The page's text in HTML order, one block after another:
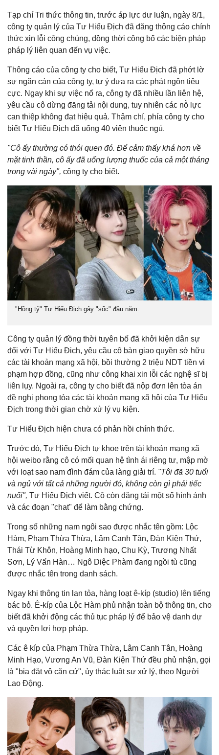
Tạp chí Tri thức thông tin, trước áp lực dư luận, ngày 8/1,
công ty quản lý của Tư Hiểu Địch đã đăng thông cáo chính
thức xin lỗi công chúng, đồng thời công bố các biện pháp
pháp lý liên quan đến vụ việc.
Thông cáo của công ty cho biết, Tư Hiểu Địch đã phớt lờ
sự ngăn cản của công ty, tự ý đưa ra các phát ngôn tiêu
cực. Ngay khi sự việc nổ ra, công ty đã nhiều lần liên hệ,
yêu cầu cô dừng đăng tải nội dung, tuy nhiên các nỗ lực
can thiệp không đạt hiệu quả. Thậm chí, phía công ty cho
biết Tư Hiểu Địch đã uống 40 viên thuốc ngủ.
"Cô ấy thường có thói quen đó. Để cảm thấy khá hơn về
mặt tinh thần, cô ấy đã uống lượng thuốc của cả một tháng
trong vài ngày", công ty cho biết.
"Hồng tỷ" Tư Hiểu Địch gây "sốc" đầu năm.
Công ty quản lý đồng thời tuyên bố đã khởi kiện dân sự
đối với Tư Hiểu Địch, yêu cầu cô bàn giao quyền sở hữu
các tài khoản mạng xã hội, bồi thường 2 triệu NDT tiền vi
phạm hợp đồng, cũng như công khai xin lỗi các nghệ sĩ bị
liên lụy. Ngoài ra, công ty cho biết đã nộp đơn lên tòa án
đề nghị phong tỏa các tài khoản mạng xã hội của Tư Hiểu
Địch trong thời gian chờ xử lý vụ kiện.
Tư Hiểu Địch hiện chưa có phản hồi chính thức.
Trước đó, Tư Hiểu Địch tự khoe trên tài khoản mạng xã
hội weibo rằng cô có mối quan hệ tình ái riêng tư, mập mờ
với loạt sao nam đình đám của làng giải trí. "Tôi đã 30 tuổi
và ngủ với tất cả những người đó, không còn gì phải tiếc
nuối", Tư Hiểu Địch viết. Cô còn đăng tải một số hình ảnh
và các đoạn "chat" để làm bằng chứng.
Trong số những nam ngôi sao được nhắc tên gồm: Lộc
Hàm, Phạm Thừa Thừa, Lâm Canh Tân, Đàn Kiện Thứ,
Thái Từ Khôn, Hoàng Minh hạo, Chu Kỳ, Trương Nhất
Sơn, Lý Vấn Hàn… Ngô Diệc Phàm đang ngồi tù cũng
được nhắc tên trong danh sách.
Ngay khi thông tin lan tỏa, hàng loạt ê-kíp (studio) lên tiếng
bác bỏ. Ê-kíp của Lộc Hàm phủ nhận toàn bộ thông tin, cho
biết đã khởi động các thủ tục pháp lý để bảo vệ danh dự
và quyền lợi hợp pháp.
Các ê kíp của Phạm Thừa Thừa, Lâm Canh Tân, Hoàng
Minh Hạo, Vương An Vũ, Đàn Kiện Thứ đều phủ nhận, gọi
là "bịa đặt vô căn cứ", ủy thác luật sư xử lý, theo Người
Lao Động.